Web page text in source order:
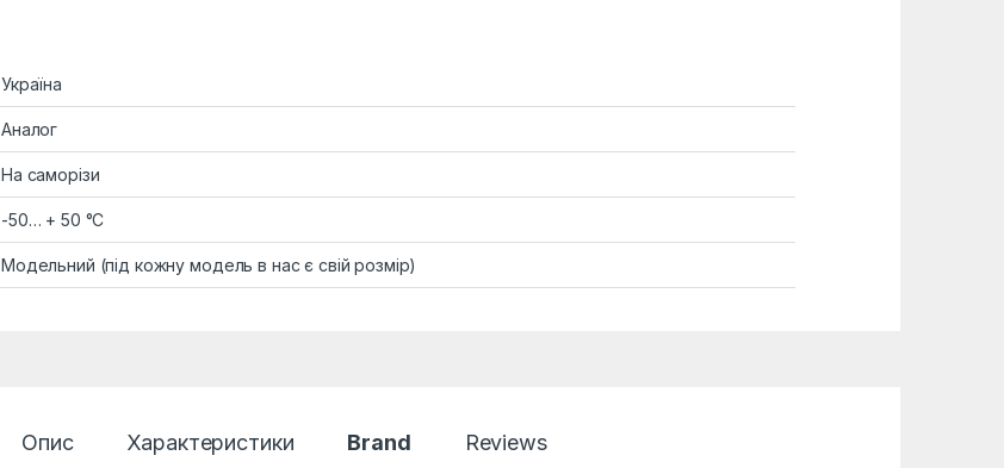
Україна
Аналог
На саморізи
-50… + 50 °C
Модельний (під кожну модель в нас є свій розмір)
Опис Характеристики Brand Reviews